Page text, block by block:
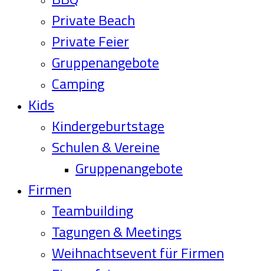
Private Beach
Private Feier
Gruppenangebote
Camping
Kids
Kindergeburtstage
Schulen & Vereine
Gruppenangebote
Firmen
Teambuilding
Tagungen & Meetings
Weihnachtsevent für Firmen